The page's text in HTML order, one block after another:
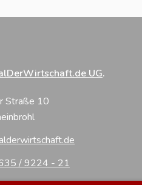
UG.
Straße 10
/ 9224 - 21